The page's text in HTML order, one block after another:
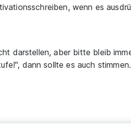
wenn es
darstellen, aber bitte bleib
dann sollte es auch stimmen.